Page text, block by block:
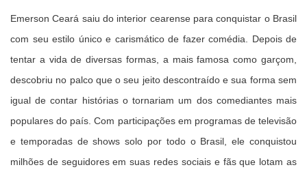
Emerson Ceará saiu do interior cearense para conquistar o Brasil
com seu estilo único e carismático de fazer comédia. Depois de
tentar a vida de diversas formas, a mais famosa como garçom,
descobriu no palco que o seu jeito descontraído e sua forma sem
igual de contar histórias o tornariam um dos comediantes mais
populares do país. Com participações em programas de televisão
e temporadas de shows solo por todo o Brasil, ele conquistou
milhões de seguidores em suas redes sociais e fãs que lotam as